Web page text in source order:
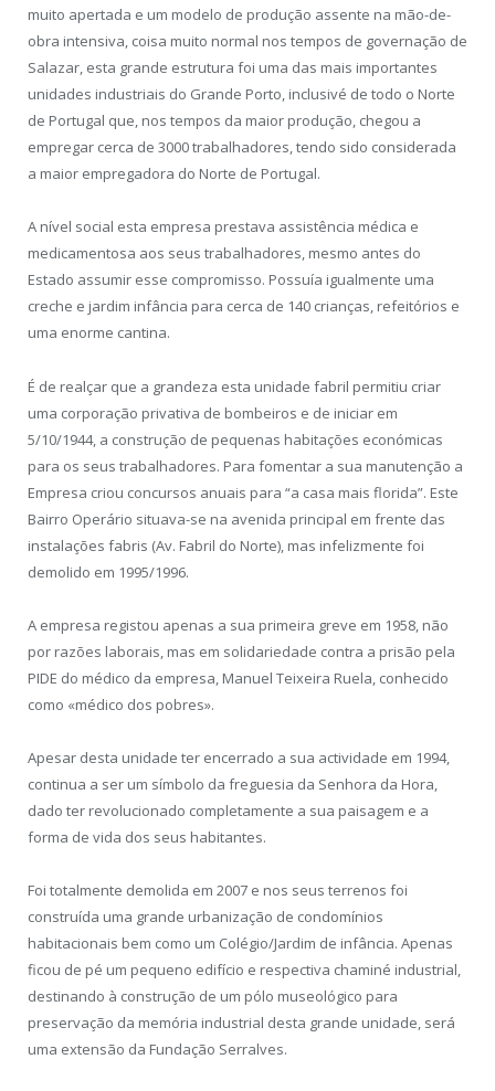
muito apertada e um modelo de produção assente na mão-de-
obra intensiva, coisa muito normal nos tempos de governação de
Salazar, esta grande estrutura foi uma das mais importantes
unidades industriais do Grande Porto, inclusivé de todo o Norte
de Portugal que, nos tempos da maior produção, chegou a
empregar cerca de 3000 trabalhadores, tendo sido considerada
a maior empregadora do Norte de Portugal.
A nível social esta empresa prestava assistência médica e
medicamentosa aos seus trabalhadores, mesmo antes do
Estado assumir esse compromisso. Possuía igualmente uma
creche e jardim infância para cerca de 140 crianças, refeitórios e
uma enorme cantina.
É de realçar que a grandeza esta unidade fabril permitiu criar
uma corporação privativa de bombeiros e de iniciar em
5/10/1944, a construção de pequenas habitações económicas
para os seus trabalhadores. Para fomentar a sua manutenção a
Empresa criou concursos anuais para “a casa mais florida”. Este
Bairro Operário situava-se na avenida principal em frente das
instalações fabris (Av. Fabril do Norte), mas infelizmente foi
demolido em 1995/1996.
A empresa registou apenas a sua primeira greve em 1958, não
por razões laborais, mas em solidariedade contra a prisão pela
PIDE do médico da empresa, Manuel Teixeira Ruela, conhecido
como «médico dos pobres».
Apesar desta unidade ter encerrado a sua actividade em 1994,
continua a ser um símbolo da freguesia da Senhora da Hora,
dado ter revolucionado completamente a sua paisagem e a
forma de vida dos seus habitantes.
Foi totalmente demolida em 2007 e nos seus terrenos foi
construída uma grande urbanização de condomínios
habitacionais bem como um Colégio/Jardim de infância. Apenas
ficou de pé um pequeno edifício e respectiva chaminé industrial,
destinando à construção de um pólo museológico para
preservação da memória industrial desta grande unidade, será
uma extensão da Fundação Serralves.